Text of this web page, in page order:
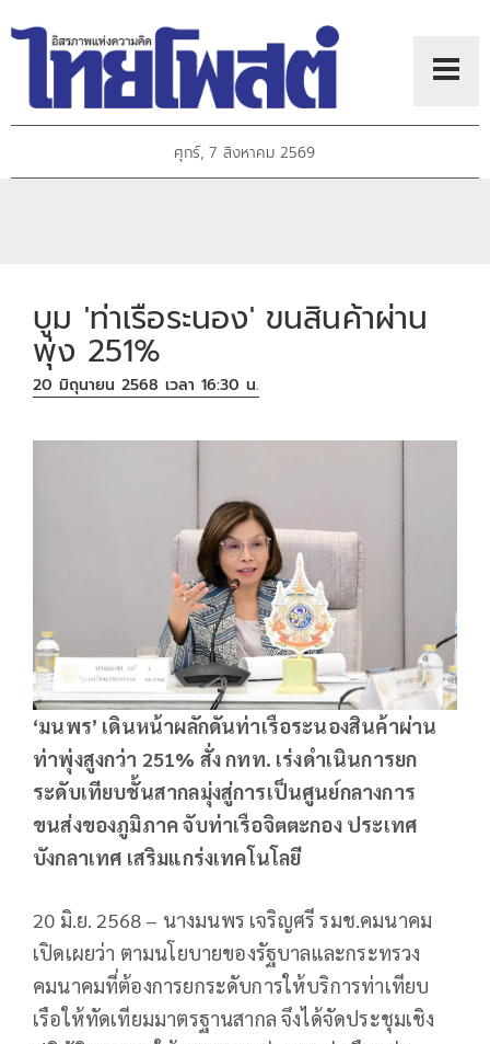
ศุกร์, 7 สิงหาคม 2569
บูม 'ท่าเรือระนอง' ขนสินค้าผ่าน
พุ่ง 251%
20 มิถุนายน 2568 เวลา 16:30 น.
‘มนพร’ เดินหน้าผลักดันท่าเรือระนองสินค้าผ่าน
ท่าพุ่งสูงกว่า 251% สั่ง กทท. เร่งดำเนินการยก
ระดับเทียบชั้นสากลมุ่งสู่การเป็นศูนย์กลางการ
ขนส่งของภูมิภาค จับท่าเรือจิตตะกอง ประเทศ
บังกลาเทศ เสริมแกร่งเทคโนโลยี
20 มิ.ย. 2568 – นางมนพร เจริญศรี รมช.คมนาคม
เปิดเผยว่า ตามนโยบายของรัฐบาลและกระทรวง
คมนาคมที่ต้องการยกระดับการให้บริการท่าเทียบ
เรือให้ทัดเทียมมาตรฐานสากล จึงได้จัดประชุมเชิง